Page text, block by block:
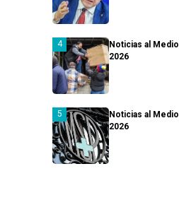
Noticias al
2026
Noticias al
2026